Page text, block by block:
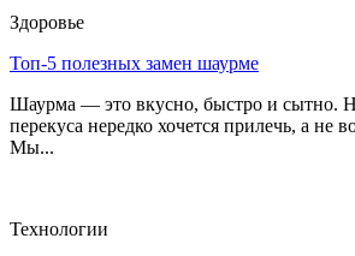
Здоровье
Топ-5 полезных замен шаурме
Шаурма — это вкусно, быстро и сытно.
перекуса нередко хочется прилечь, а не
Мы...
Технологии